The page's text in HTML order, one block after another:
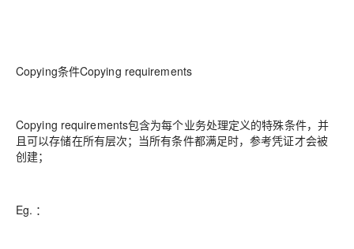
Copying条件Copying requirements
Copying requirements包含为每个业务处理定义的特殊条件，并
且可以存储在所有层次；当所有条件都满足时，参考凭证才会被
创建；
Eg. ：